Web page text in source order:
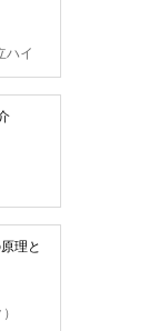
ハイ
理と